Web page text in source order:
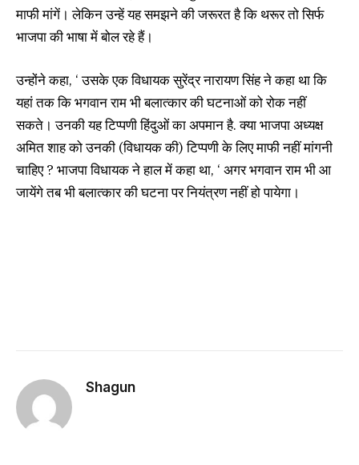
माफी मांगें। लेकिन उन्हें यह समझने की जरूरत है कि थरूर तो सिर्फ
भाजपा की भाषा में बोल रहे हैं।
उन्होंने कहा, ‘ उसके एक विधायक सुरेंद्र नारायण सिंह ने कहा था कि
यहां तक कि भगवान राम भी बलात्कार की घटनाओं को रोक नहीं
सकते। उनकी यह टिप्पणी हिंदुओं का अपमान है. क्या भाजपा अध्यक्ष
अमित शाह को उनकी (विधायक की) टिप्पणी के लिए माफी नहीं मांगनी
चाहिए ? भाजपा विधायक ने हाल में कहा था, ‘ अगर भगवान राम भी आ
जायेंगे तब भी बलात्कार की घटना पर नियंत्रण नहीं हो पायेगा।
Shagun